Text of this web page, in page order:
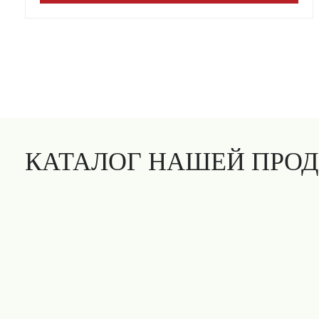
КАТАЛОГ НАШЕЙ